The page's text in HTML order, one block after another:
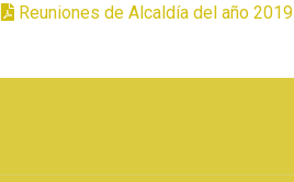
Reuniones de Alcaldía del año 2019